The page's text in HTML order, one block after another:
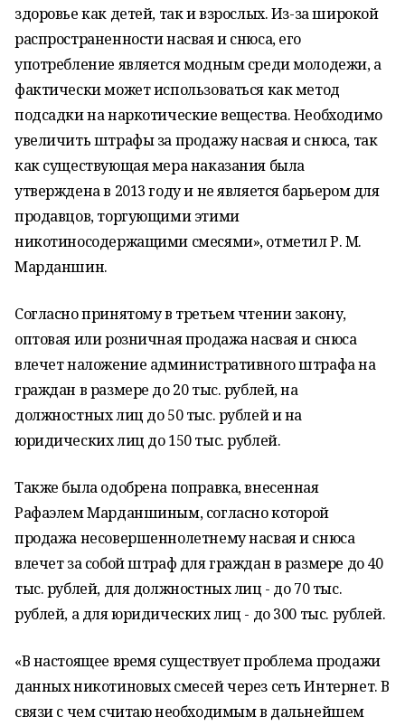
здоровье как детей, так и взрослых. Из-за широкой
распространенности насвая и снюса, его
употребление является модным среди молодежи, а
фактически может использоваться как метод
подсадки на наркотические вещества. Необходимо
увеличить штрафы за продажу насвая и снюса, так
как существующая мера наказания была
утверждена в 2013 году и не является барьером для
продавцов, торгующими этими
никотиносодержащими смесями», отметил Р. М.
Марданшин.
Согласно принятому в третьем чтении закону,
оптовая или розничная продажа насвая и снюса
влечет наложение административного штрафа на
граждан в размере до 20 тыс. рублей, на
должностных лиц до 50 тыс. рублей и на
юридических лиц до 150 тыс. рублей.
Также была одобрена поправка, внесенная
Рафаэлем Марданшиным, согласно которой
продажа несовершеннолетнему насвая и снюса
влечет за собой штраф для граждан в размере до 40
тыс. рублей, для должностных лиц - до 70 тыс.
рублей, а для юридических лиц - до 300 тыс. рублей.
«В настоящее время существует проблема продажи
данных никотиновых смесей через сеть Интернет. В
связи с чем считаю необходимым в дальнейшем